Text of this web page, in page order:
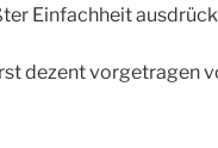
Einfachheit
dezent vorgetragen